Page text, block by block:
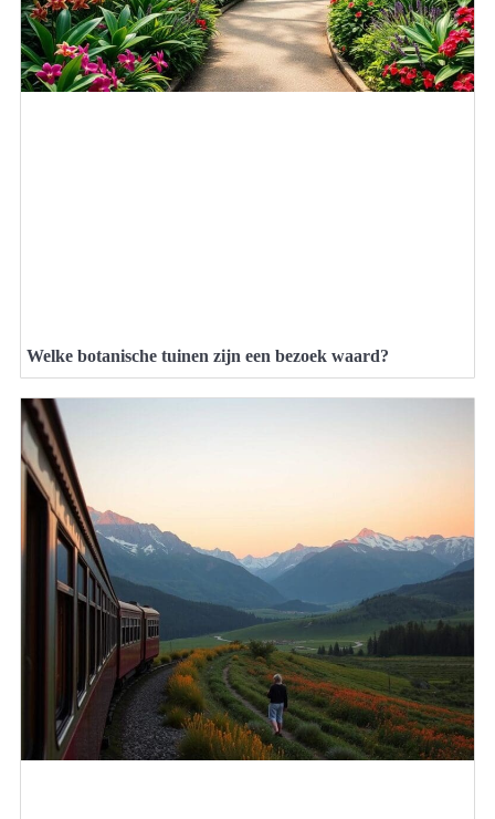
Welke botanische tuinen zijn een bezoek waard?